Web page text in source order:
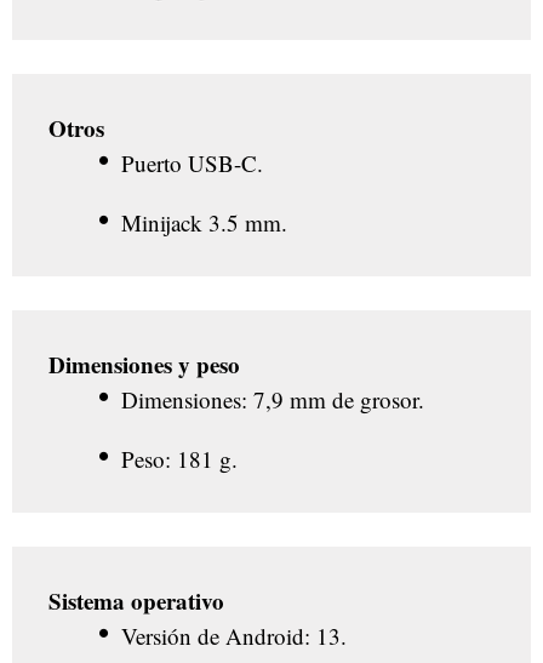
Otros
Puerto USB-C.
Minijack 3.5 mm.
Dimensiones y peso
Dimensiones: 7,9 mm de grosor.
Peso: 181 g.
Sistema operativo
Versión de Android: 13.